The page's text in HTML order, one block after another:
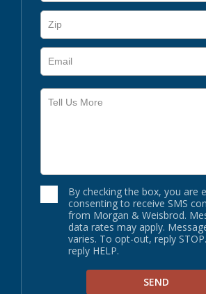
By checking the box, you are
consenting to receive SMS
from Morgan & Weisbrod.
data rates may apply.
varies. To opt-out, reply
reply HELP.